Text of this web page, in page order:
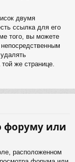
двумя
ссылка для его
того, вы можете
же странице.
форуму или
расположенном